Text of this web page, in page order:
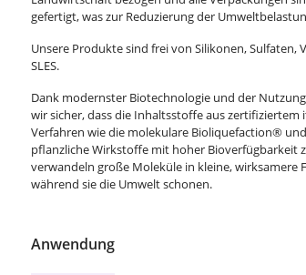
gefertigt, was zur Reduzierung der
Unsere Produkte sind frei von Silikonen, Sulfaten,
SLES.
Dank modernster Biotechnologie und der
wir sicher, dass die Inhaltsstoffe aus
Verfahren wie die molekulare Bioliquefaction®
pflanzliche Wirkstoffe mit hoher Bioverfügbarkeit
verwandeln große Moleküle in kleine,
während sie die Umwelt schonen.
Anwendung